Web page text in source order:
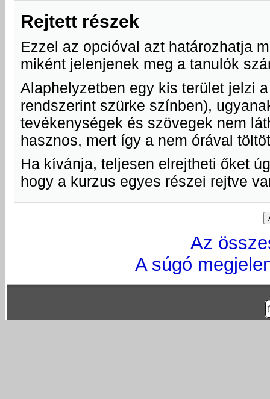
Rejtett részek
Ezzel az opcióval azt határozhatja
miként jelenjenek meg a tanulók
Alaphelyzetben egy kis terület jelzi
rendszerint szürke színben),
tevékenységek és szövegek nem
hasznos, mert így a nem órával
Ha kívánja, teljesen elrejtheti őket
hogy a kurzus egyes részei rejtve
Az
A súgó